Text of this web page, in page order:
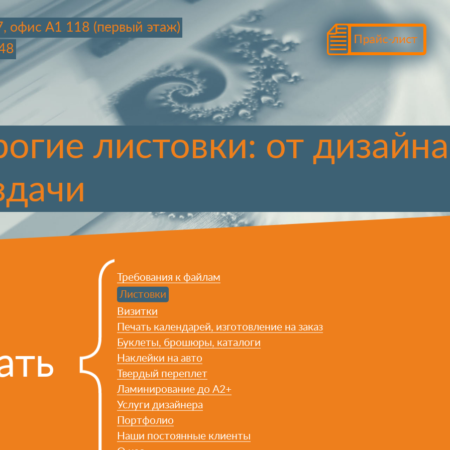
офис А1 118 (первый этаж)
листовки: от дизайна
Требования к файлам
Листовки
Визитки
Печать календарей, изготовление на заказ
Буклеты, брошюры, каталоги
Наклейки на авто
Твердый переплет
Ламинирование до А2+
Услуги дизайнера
Портфолио
Наши постоянные клиенты